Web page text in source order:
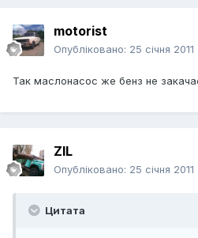
motorist
Опубліковано: 25 січня 2011
Так маслонасос же бенз не
ZIL
Опубліковано: 25 січня 2011
Цитата